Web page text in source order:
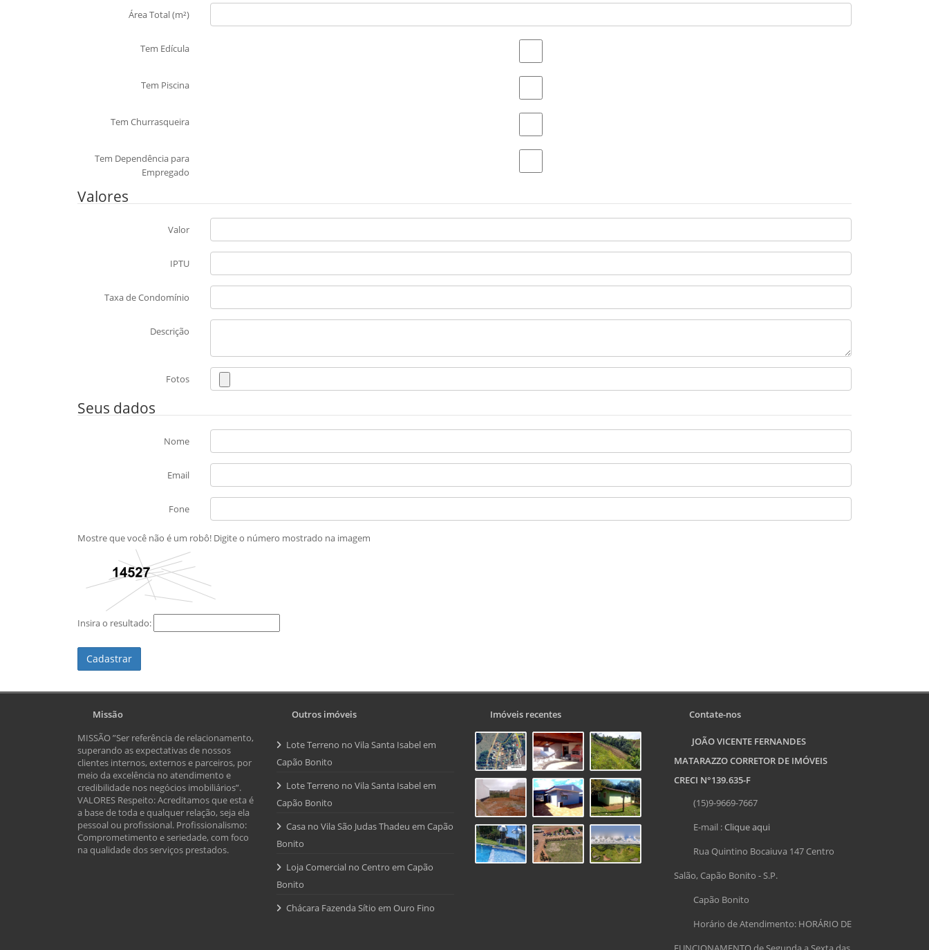
Área Total (m²)
Tem Edícula
Tem Piscina
Tem Churrasqueira
Tem Dependência para
Empregado
Valores
Valor
IPTU
Taxa de Condomínio
Descrição
Fotos
Seus dados
Nome
Email
Fone
Mostre que você não é um robô! Digite o número mostrado na imagem
Insira o resultado:
Cadastrar
Missão
MISSÃO ”Ser referência de relacionamento,
superando as expectativas de nossos
clientes internos, externos e parceiros, por
meio da excelência no atendimento e
credibilidade nos negócios imobiliários”.
VALORES Respeito: Acreditamos que esta é
a base de toda e qualquer relação, seja ela
pessoal ou profissional. Profissionalismo:
Comprometimento e seriedade, com foco
na qualidade dos serviços prestados.
Outros imóveis
Lote Terreno no Vila Santa Isabel em
Capão Bonito
Lote Terreno no Vila Santa Isabel em
Capão Bonito
Casa no Vila São Judas Thadeu em Capão
Bonito
Loja Comercial no Centro em Capão
Bonito
Chácara Fazenda Sítio em Ouro Fino
Imóveis recentes Contate-nos
JOÃO VICENTE FERNANDES
MATARAZZO CORRETOR DE IMÓVEIS
CRECI N°139.635-F
(15)9-9669-7667
E-mail :Clique aqui
Rua Quintino Bocaiuva 147 Centro
Salão, Capão Bonito - S.P.
Capão Bonito
Horário de Atendimento: HORÁRIO DE